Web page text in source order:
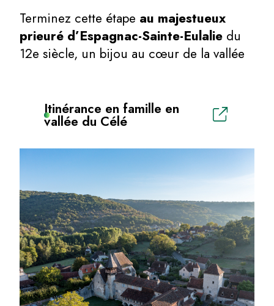
Terminez cette étape au majestueux
prieuré d’Espagnac-Sainte-Eulalie du
12e siècle, un bijou au cœur de la vallée
Itinérance en famille en
vallée du Célé